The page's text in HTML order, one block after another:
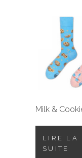
Milk &
LIRE LA
SUITE